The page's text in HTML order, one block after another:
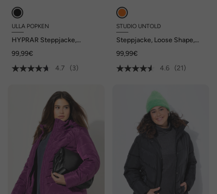
ULLA POPKEN
HYPRAR Steppjacke,
wasserabweisend, Kapuze
99,99€
4.7
(3)
STUDIO UNTOLD
Steppjacke, Loose Shape,
Seitenschlitze
99,99€
4.6
(21)